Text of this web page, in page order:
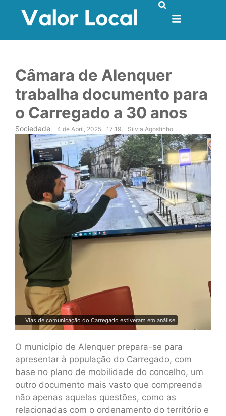
Câmara de Alenquer
trabalha documento para
o Carregado a 30 anos
Sociedade, 4 de Abril, 2025 17:19, Silvia Agostinho
Vias de comunicação do Carregado estiveram em análise
O município de Alenquer prepara-se para
apresentar à população do Carregado, com
base no plano de mobilidade do concelho, um
outro documento mais vasto que compreenda
não apenas aquelas questões, como as
relacionadas com o ordenamento do território e